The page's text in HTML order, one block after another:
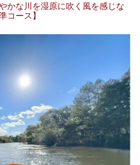
かな川を湿原に吹く風を感じな
コース】